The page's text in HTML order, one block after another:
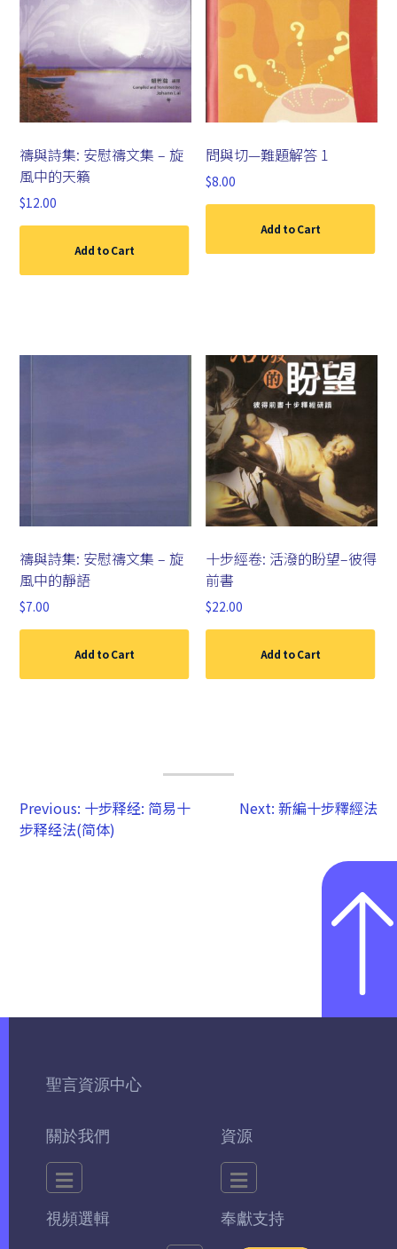
禱與詩集: 安慰禱文集 – 旋
風中的天籟
$12.00
Add to Cart
問與切—難題解答 1
$8.00
Add to Cart
禱與詩集: 安慰禱文集 – 旋
風中的靜語
$7.00
Add to Cart
十步經卷: 活潑的盼望–彼得
前書
$22.00
Add to Cart
Previous: 十步释经: 简易十
步释经法(简体)
Next: 新編十步釋經法
聖言資源中心
關於我們 資源
視頻選輯 奉獻支持